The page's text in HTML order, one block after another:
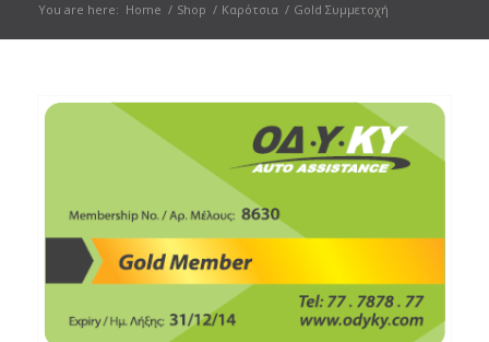
You are here: Home / Shop / Καρότσια / Gold Συμμετοχή